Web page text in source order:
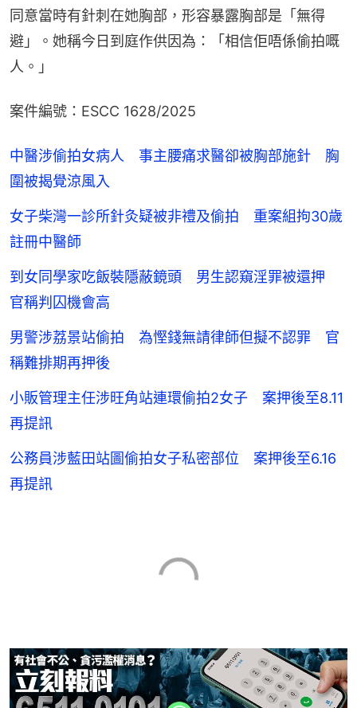
同意當時有針刺在她胸部，形容暴露胸部是「無得
避」。她稱今日到庭作供因為：「相信佢唔係偷拍嘅
人。」
案件編號：ESCC 1628/2025
中醫涉偷拍女病人 事主腰痛求醫卻被胸部施針 胸
圍被揭覺涼風入
女子柴灣一診所針灸疑被非禮及偷拍 重案組拘30歲
註冊中醫師
到女同學家吃飯裝隱蔽鏡頭 男生認窺淫罪被還押
官稱判囚機會高
男警涉荔景站偷拍 為慳錢無請律師但擬不認罪 官
稱難排期再押後
小販管理主任涉旺角站連環偷拍2女子 案押後至8.11
再提訊
公務員涉藍田站圖偷拍女子私密部位 案押後至6.16
再提訊